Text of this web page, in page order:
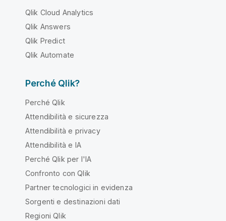
Qlik Cloud Analytics
Qlik Answers
Qlik Predict
Qlik Automate
Perché Qlik?
Perché Qlik
Attendibilità e sicurezza
Attendibilità e privacy
Attendibilità e IA
Perché Qlik per l'IA
Confronto con Qlik
Partner tecnologici in evidenza
Sorgenti e destinazioni dati
Regioni Qlik